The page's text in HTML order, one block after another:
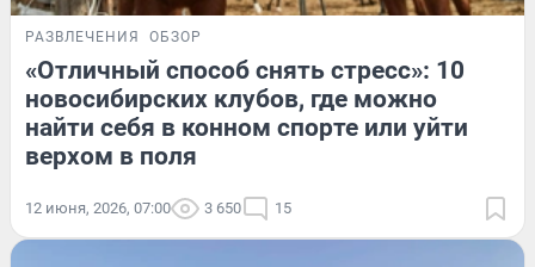
РАЗВЛЕЧЕНИЯ ОБЗОР
«Отличный способ снять стресс»: 10
новосибирских клубов, где можно
найти себя в конном спорте или уйти
верхом в поля
12 июня, 2026, 07:00 3 650 15